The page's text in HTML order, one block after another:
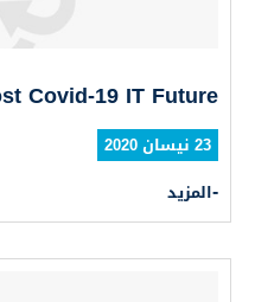
Covid-19 IT Future
23 نيسان 2020
المزيد